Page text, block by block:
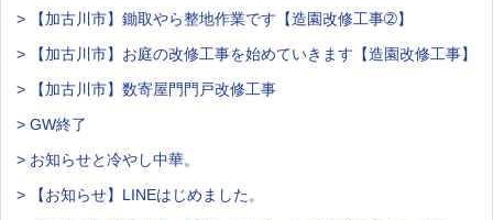
> 【加古川市】鋤取やら整地作業です【造園改修工事➁】
> 【加古川市】お庭の改修工事を始めていきます【造園改修工事】
> 【加古川市】数寄屋門門戸改修工事
> GW終了
> お知らせと冷やし中華。
> 【お知らせ】LINEはじめました。